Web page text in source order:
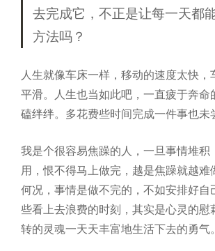
去完成它，不正是让每一天都
方法吗？
人生就像车床一样，移动的速度太快，
平滑。人生也当如此吧，一直疲于奔命
磕绊绊。多花费些时间完成一件事也未
我是个很容易焦躁的人，一旦事情堆积
用，恨不得马上做完，越是焦躁就越难
何况，事情是做不完的，不如安排好自
些看上去浪费的时刻，其实是心灵的慰
转的灵魂一天天丰富地生活下去的勇气。